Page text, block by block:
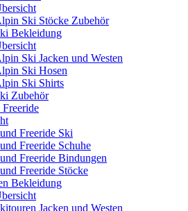
Ski Stöcke Zubehör
Bekleidung
Ski Jacken und Westen
Ski Hosen
Ski Shirts
Zubehör
Freeride Ski
Freeride Schuhe
Freeride Bindungen
Freeride Stöcke
Bekleidung
Jacken und Westen